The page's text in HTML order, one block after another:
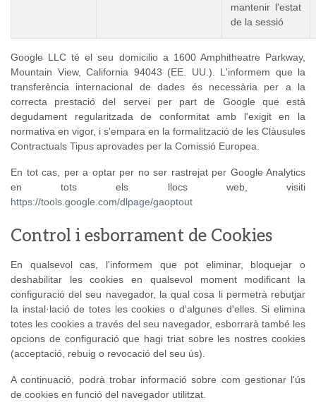
mantenir l'estat
de la sessió
Google LLC té el seu domicilio a 1600 Amphitheatre Parkway,
Mountain View, California 94043 (EE. UU.). L'informem que la
transferència internacional de dades és necessària per a la
correcta prestació del servei per part de Google que està
degudament regularitzada de conformitat amb l'exigit en la
normativa en vigor, i s'empara en la formalització de les Clàusules
Contractuals Tipus aprovades per la Comissió Europea.
En tot cas, per a optar per no ser rastrejat per Google Analytics
en tots els llocs web, visiti
https://tools.google.com/dlpage/gaoptout
Control i esborrament de Cookies
En qualsevol cas, l'informem que pot eliminar, bloquejar o
deshabilitar les cookies en qualsevol moment modificant la
configuració del seu navegador, la qual cosa li permetrà rebutjar
la instal·lació de totes les cookies o d'algunes d'elles. Si elimina
totes les cookies a través del seu navegador, esborrarà també les
opcions de configuració que hagi triat sobre les nostres cookies
(acceptació, rebuig o revocació del seu ús).
A continuació, podrà trobar informació sobre com gestionar l'ús
de cookies en funció del navegador utilitzat.